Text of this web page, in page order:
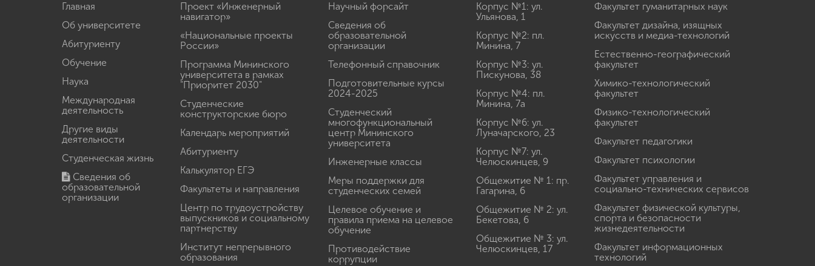
Главная
Об университете
Абитуриенту
Обучение
Наука
Международная
деятельность
Другие виды
деятельности
Студенческая жизнь
Сведения об
образовательной
организации
Проект «Инженерный
навигатор»
«Национальные проекты
России»
Программа Мининского
университета в рамках
"Приоритет 2030"
Студенческие
конструкторские бюро
Календарь мероприятий
Абитуриенту
Калькулятор ЕГЭ
Факультеты и направления
Центр по трудоустройству
выпускников и социальному
партнерству
Институт непрерывного
образования
Научный форсайт
Сведения об
образовательной
организации
Телефонный справочник
Подготовительные курсы
2024-2025
Студенческий
многофункциональный
центр Мининского
университета
Инженерные классы
Меры поддержки для
студенческих семей
Целевое обучение и
правила приема на целевое
обучение
Противодействие
коррупции
Корпус №1: ул.
Ульянова, 1
Корпус №2: пл.
Минина, 7
Корпус №3: ул.
Пискунова, 38
Корпус №4: пл.
Минина, 7а
Корпус №6: ул.
Луначарского, 23
Корпус №7: ул.
Челюскинцев, 9
Общежитие № 1: пр.
Гагарина, 6
Общежитие № 2: ул.
Бекетова, 6
Общежитие № 3: ул.
Челюскинцев, 17
Факультет гуманитарных наук
Факультет дизайна, изящных
искусств и медиа-технологий
Естественно-географический
факультет
Химико-технологический
факультет
Физико-технологический
факультет
Факультет педагогики
Факультет психологии
Факультет управления и
социально-технических сервисов
Факультет физической культуры,
спорта и безопасности
жизнедеятельности
Факультет информационных
технологий